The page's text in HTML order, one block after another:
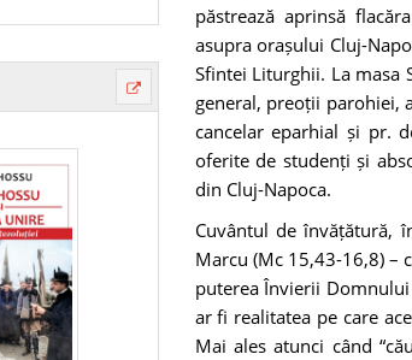
păstrează aprinsă
asupra orașului Cluj-
Sfintei Liturghii. La masa
general, preoții parohiei,
cancelar eparhial și pr.
oferite de studenți și
din Cluj-Napoca.
Cuvântul de învățătură,
Marcu (Mc 15,43-16,8) –
puterea Învierii
ar fi realitatea pe care
Mai ales atunci când